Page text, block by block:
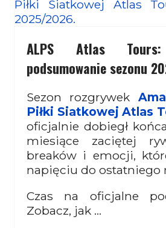
ALPS Atlas
podsumowanie sezonu
Sezon rozgrywek
Piłki Siatkowej Atlas
oficjalnie dobiegł
miesiące zaciętej
breaków i emocji,
napięciu do ostatniego
Czas na oficjalne
Zobacz, jak ...